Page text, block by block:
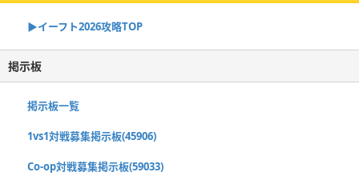
▶イーフト2026攻略TOP
掲示板
掲示板一覧
1vs1対戦募集掲示板(45906)
Co-op対戦募集掲示板(59033)